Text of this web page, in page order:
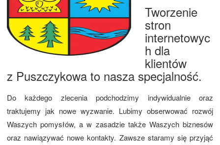
Tworzenie
stron
internetowyc
h dla
klientów
z Puszczykowa to nasza specjalność.
Do każdego zlecenia podchodzimy indywidualnie oraz
traktujemy jak nowe wyzwanie. Lubimy obserwować rozwój
Waszych pomysłów, a w zasadzie także Waszych biznesów
oraz nawiązywać nowe kontakty. Zawsze staramy się przyjąć